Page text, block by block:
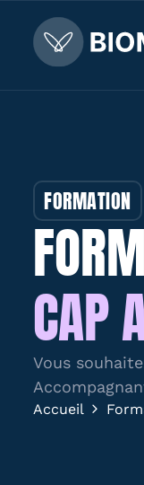
FORMATION
CAP
Vous
Accueil